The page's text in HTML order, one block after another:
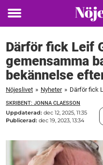
Toggle
Därför fick Leif
gemensamma
bekännelse
Nöjeslivet » Nyheter »
SKRIBENT: JONNA CLAESSON
Uppdaterad: dec 12, 2025, 11:35
Publicerad: dec 19, 2023, 13:34